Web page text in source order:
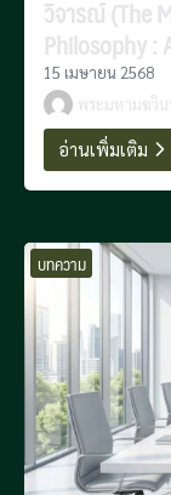
วิจารณ์ (The
Philosophy :
15 เมษายน 2568
พระมหามฆวิน
อ่านเพิ่มเติม
บทความ